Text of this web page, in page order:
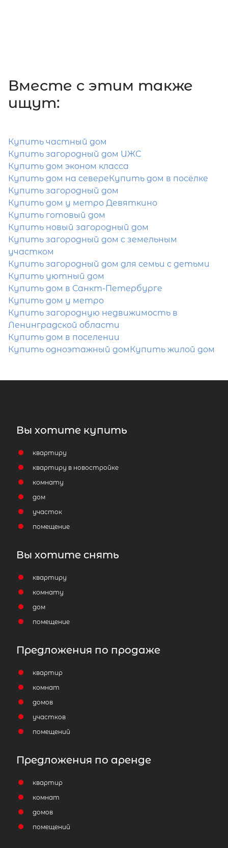
Затрудняетесь с выбором?
Мы поможем подобрать
сжатые сроки
Отправить заявку
Часть дома площадью 29 м
Ленинградская область, Выборг,
микрорайон Петровский, посёлок
Северный, Уральская улица
Количество соток
Вместе c этим также
ищут:
Купить частный дом
Купить загородный дом ИЖС
Купить дом эконом класса
Купить дом на севереКупить дом в посёлке
Купить загородный дом
Купить дом у метро Девяткино
Купить готовый дом
Купить новый загородный дом
Купить загородный дом с земельным
участком
Купить загородный дом для семьи с детьми
Купить уютный дом
Купить дом в Санкт-Петербурге
Купить дом у метро
Купить загородную недвижимость в
Ленинградской области
Купить дом в поселении
Купить одноэтажный дом Купить жилой дом
Вы хотите купить
квартиру
квартиру в новостройке
комнату
дом
участок
помещение
Вы хотите снять
квартиру
комнату
дом
помещение
Предложения по продаже
квартир
комнат
домов
участков
помещений
Предложения по аренде
квартир
комнат
домов
помещений